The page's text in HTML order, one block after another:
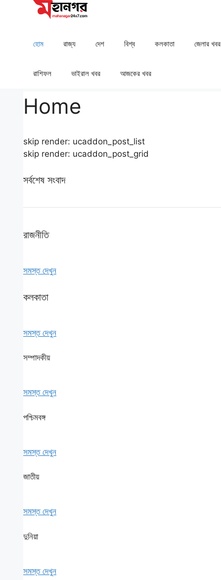
হোম রাজ্য দেশ ⁠বিশ্ব কলকাতা ⁠⁠জেলার খবর
রাশিফল ⁠⁠ভাইরাল খবর আজকের খবর
Home
skip render: ucaddon_post_list
skip render: ucaddon_post_grid
সর্বশেষ সংবাদ
রাজনীতি
সমস্ত দেখুন
কলকাতা
সমস্ত দেখুন
সম্পাদকীয়
সমস্ত দেখুন
পশ্চিমবঙ্গ
সমস্ত দেখুন
জাতীয়
সমস্ত দেখুন
দুনিয়া
সমস্ত দেখুন